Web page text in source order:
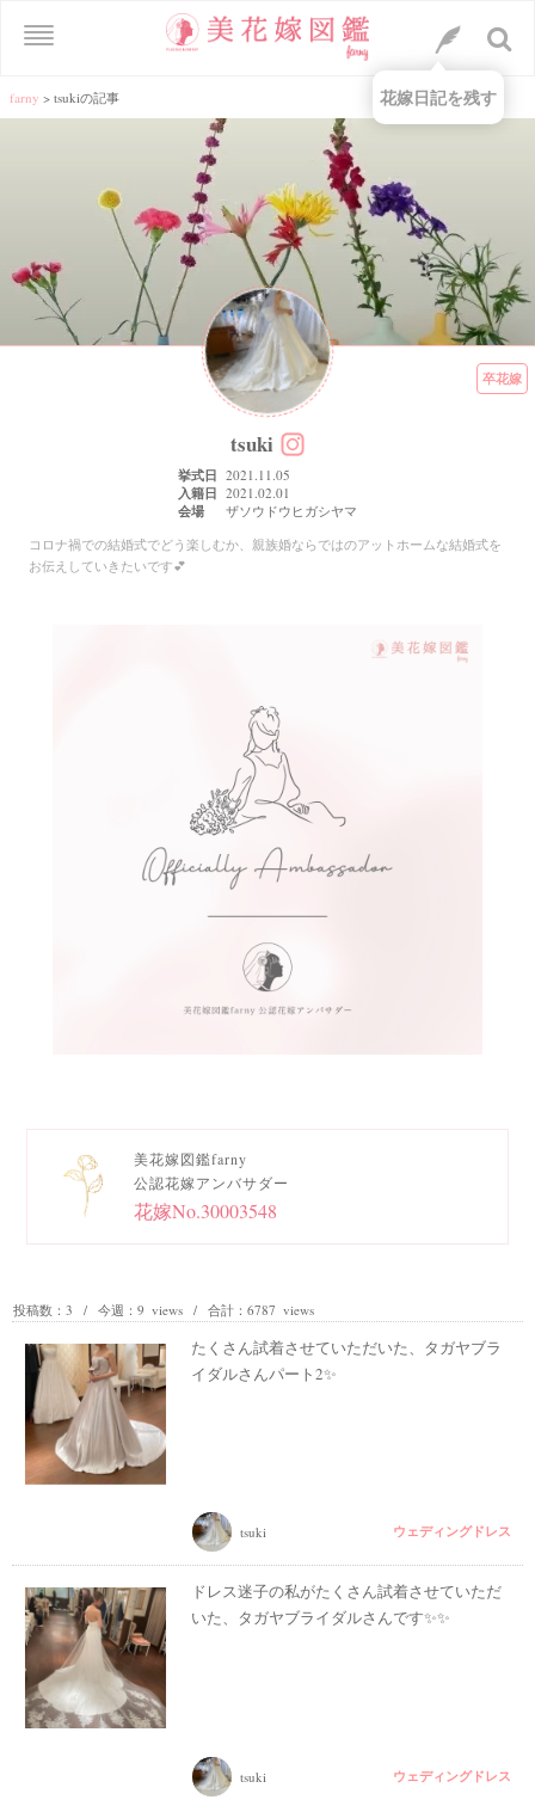
farny > tsukiの記事
卒花嫁
tsuki
挙式日 2021.11.05
入籍日 2021.02.01
会場
ザソウドウヒガシヤマ
コロナ禍での結婚式でどう楽しむか、親族婚ならではのアットホームな結婚式を
お伝えしていきたいです💕
美花嫁図鑑farny
公認花嫁アンバサダー
花嫁No.30003548
投稿数：3 / 今週：9 views / 合計：6787 views
たくさん試着させていただいた、タガヤブラ
イダルさんパート2✨
tsuki ウェディングドレス
ドレス迷子の私がたくさん試着させていただ
いた、タガヤブライダルさんです✨✨
tsuki ウェディングドレス
花嫁日記を残す